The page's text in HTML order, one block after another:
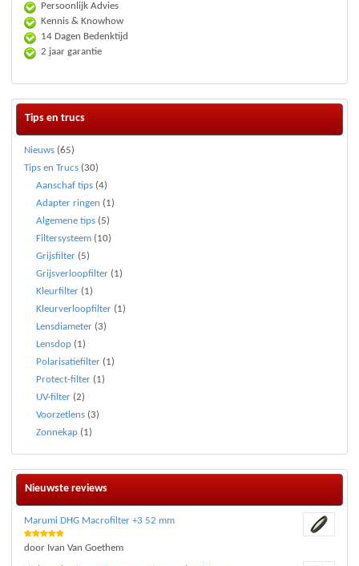
Persoonlijk Advies
Kennis & Knowhow
14 Dagen Bedenktijd
2 jaar garantie
Tips en trucs
Nieuws (65)
Tips en Trucs (30)
Aanschaf tips (4)
Adapter ringen (1)
Algemene tips (5)
Filtersysteem (10)
Grijsfilter (5)
Grijsverloopfilter (1)
Kleurfilter (1)
Kleurverloopfilter (1)
Lensdiameter (3)
Lensdop (1)
Polarisatiefilter (1)
Protect-filter (1)
UV-filter (2)
Voorzetlens (3)
Zonnekap (1)
Nieuwste reviews
Marumi DHG Macrofilter +3 52 mm
Waardering
door Ivan Van Goethem